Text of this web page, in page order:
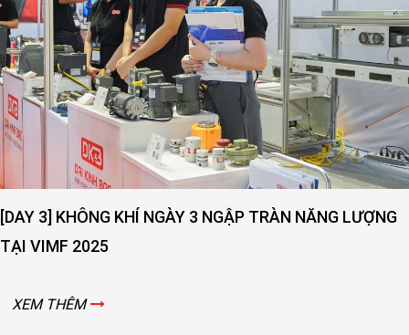
[DAY 3] KHÔNG KHÍ NGÀY 3 NGẬP TRÀN NĂNG LƯỢNG
TẠI VIMF 2025
XEM THÊM